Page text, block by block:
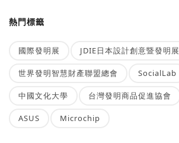
熱門標籤
國際發明展 JDIE日本設計創意暨發明展
世界發明智慧財產聯盟總會 SocialLab
中國文化大學 台灣發明商品促進協會
ASUS Microchip